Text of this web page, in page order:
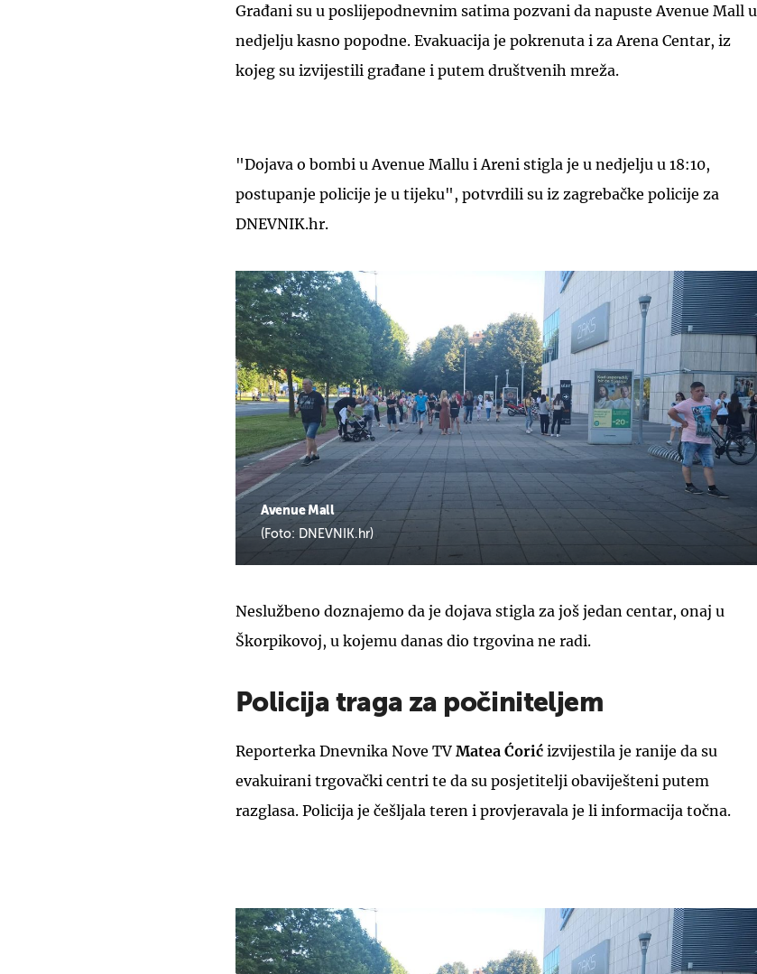
Građani su u poslijepodnevnim satima pozvani da napuste Avenue Mall u
nedjelju kasno popodne. Evakuacija je pokrenuta i za Arena Centar, iz
kojeg su izvijestili građane i putem društvenih mreža.
"Dojava o bombi u Avenue Mallu i Areni stigla je u nedjelju u 18:10,
postupanje policije je u tijeku", potvrdili su iz zagrebačke policije za
DNEVNIK.hr.
Avenue Mall
(Foto: DNEVNIK.hr)
Neslužbeno doznajemo da je dojava stigla za još jedan centar, onaj u
Škorpikovoj, u kojemu danas dio trgovina ne radi.
Policija traga za počiniteljem
Reporterka Dnevnika Nove TV Matea Ćorić izvijestila je ranije da su
evakuirani trgovački centri te da su posjetitelji obaviješteni putem
razglasa. Policija je češljala teren i provjeravala je li informacija točna.